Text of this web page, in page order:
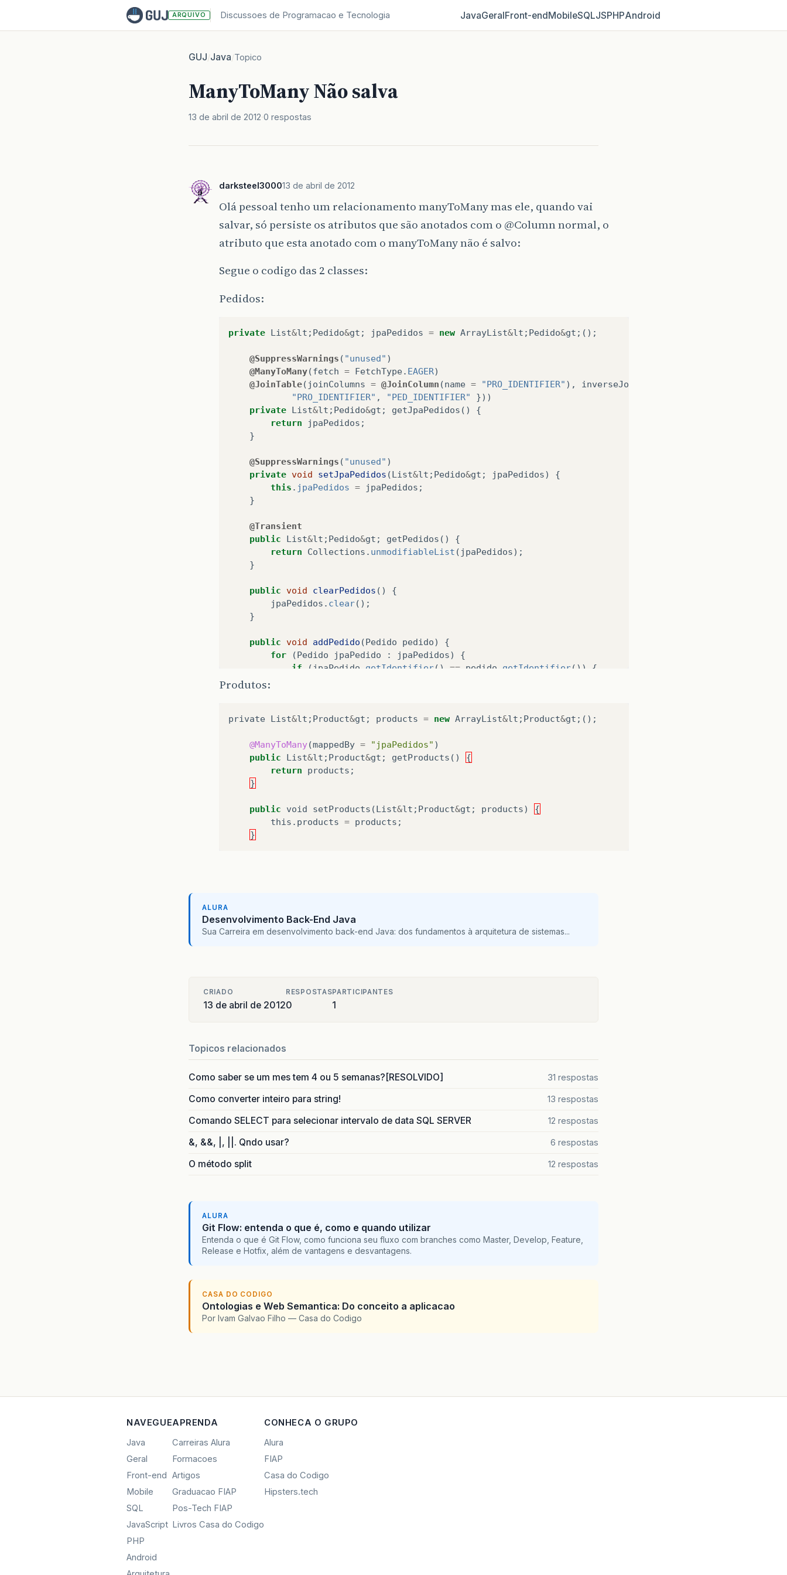
ARQUIVO Discussoes de Programacao e Tecnologia JavaGeralFront‑endMobileSQLJSPHPAndroid
GUJ/Java/Topico
ManyToMany Não salva
13 de abril de 2012 0 respostas
darksteel300013 de abril de 2012
Olá pessoal tenho um relacionamento manyToMany mas ele, quando vai
salvar, só persiste os atributos que são anotados com o @Column normal, o
atributo que esta anotado com o manyToMany não é salvo:
Segue o codigo das 2 classes:
Pedidos:
private List&lt ; Pedido&gt ; jpaPedidos = new ArrayList&lt ; Pedido&gt ;();
@SuppressWarnings ( "unused" )
@ManyToMany(fetch = FetchType. EAGER)
@JoinTable( joinColumns = @JoinColumn (name = "PRO_IDENTIFIER" ), inverseJoinColumns
"PRO_IDENTIFIER" , "PED_IDENTIFIER"
}))
private List&lt ; Pedido&gt ; getJpaPedidos ()
{
return
jpaPedidos ;
}
@SuppressWarnings ( "unused" )
private void setJpaPedidos (List&lt ; Pedido&gt ; jpaPedidos)
{
this . jpaPedidos = jpaPedidos ;
}
@Transient
public
List&lt ; Pedido&gt ; getPedidos ()
{
return
Collections . unmodifiableList ( jpaPedidos);
}
public void clearPedidos ()
{
jpaPedidos . clear();
}
public void addPedido (Pedido pedido)
{
for
(Pedido jpaPedido : jpaPedidos)
{
if
( jpaPedido getIdentifier() == pedido getIdentifier())
{
}
}
Produtos:
private List&lt ; Product&gt ; products = new ArrayList&lt ; Product&gt ;();
@ManyToMany(mappedBy = "jpaPedidos" )
public
List&lt ; Product&gt ; getProducts ()
{
return
products ;
}
public void setProducts (List&lt ; Product&gt ; products)
{
this . products = products ;
}
ALURA
Desenvolvimento Back-End Java
Sua Carreira em desenvolvimento back-end Java: dos fundamentos à arquitetura de sistemas...
CRIADO
13 de abril de 2012
RESPOSTAS
0
PARTICIPANTES
1
Topicos relacionados
Como saber se um mes tem 4 ou 5 semanas?[RESOLVIDO] 31 respostas
Como converter inteiro para string! 13 respostas
Comando SELECT para selecionar intervalo de data SQL SERVER 12 respostas
&, &&, |, ||. Qndo usar? 6 respostas
O método split 12 respostas
ALURA
Git Flow: entenda o que é, como e quando utilizar
Entenda o que é Git Flow, como funciona seu fluxo com branches como Master, Develop, Feature,
Release e Hotfix, além de vantagens e desvantagens.
CASA DO CODIGO
Ontologias e Web Semantica: Do conceito a aplicacao
Por Ivam Galvao Filho — Casa do Codigo
NAVEGUE
Java
Geral
Front-end
Mobile
SQL
JavaScript
PHP
Android
APRENDA
Carreiras Alura
Formacoes
Artigos
Graduacao FIAP
Pos-Tech FIAP
Livros Casa do Codigo
CONHECA O GRUPO
Alura
FIAP
Casa do Codigo
Hipsters.tech